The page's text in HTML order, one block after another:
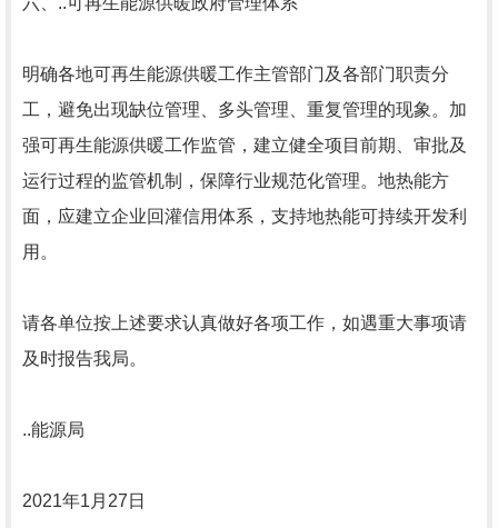
明确各地可再生能源供暖工作主管部门及各部门职责分
工，避免出现缺位管理、多头管理、重复管理的现象。加
强可再生能源供暖工作监管，建立健全项目前期、审批及
运行过程的监管机制，保障行业规范化管理。地热能方
面，应建立企业回灌信用体系，支持地热能可持续开发利
用。
请各单位按上述要求认真做好各项工作，如遇重大事项请
及时报告我局。
..能源局
2021年1月27日